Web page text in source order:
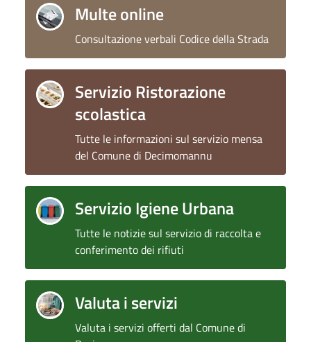
Multe online
Consultazione verbali Codice della Strada
Servizio Ristorazione
scolastica
Tutte le informazioni sul servizio mensa
del Comune di Decimomannu
Servizio Igiene Urbana
Tutte le notizie sul servizio di raccolta e
conferimento dei rifiuti
Valuta i servizi
Valuta i servizi offerti dal Comune di